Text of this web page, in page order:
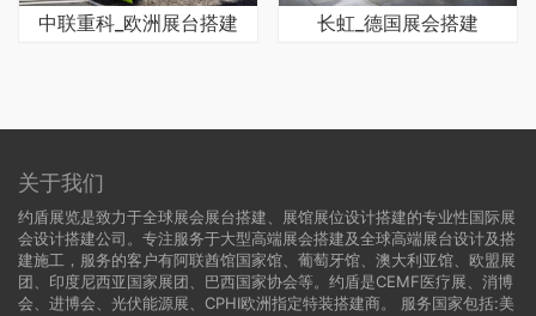
中联重科_欧洲展台搭建 长虹_德国展会搭建
关于我们
约盾展览是致力于全球展会展台搭建、展馆展位设计搭建的专业性国际展
会设计搭建公司。专注服务于大型高端展会搭建及全球高端展台设计及搭
建施工，服务的客户有阿联酋馆国家馆、葡萄牙馆、澳大利亚馆、欧盟展
团、印度尼西亚国家展团、巴西国家协会等。约盾是CEMF医疗展、消博
会、进博会、光伏能源展、CPHI欧洲指定特装搭建商。 服务国家包括:美